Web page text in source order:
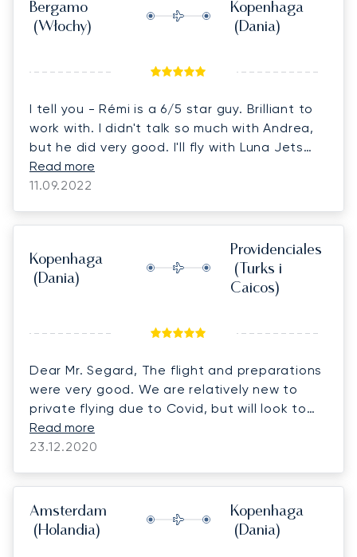
Bergamo
(Włochy)
Kopenhaga
(Dania)
I tell you - Rémi is a 6/5 star guy. Brilliant to
work with. I didn't talk so much with Andrea,
but he did very good. I'll fly with Luna Jets
again.
Read more
11.09.2022
Kopenhaga
(Dania)
Providenciales
(Turks i
Caicos)
Dear Mr. Segard, The flight and preparations
were very good. We are relatively new to
private flying due to Covid, but will look to
adjust our budgets for more experiences like
this one. Best wishes,
Read more
23.12.2020
Amsterdam
(Holandia)
Kopenhaga
(Dania)